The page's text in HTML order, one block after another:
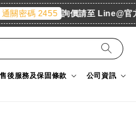
密碼 2455 詢價請至 Line@官方
售後服務及保固條款 公司資訊